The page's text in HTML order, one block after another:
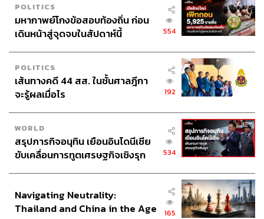
POLITICS
มหากาพย์โกงข้อสอบท้องถิ่น ก่อน
เดินหน้าสู่จุดจบในสัปดาห์นี้
554
POLITICS
เส้นทางคดี 44 สส. ในชั้นศาลฎีกา
จะรู้ผลเมื่อไร
192
WORLD
สรุปภารกิจอนุทิน เยือนอินโดนีเซีย
ขับเคลื่อนการทูตเศรษฐกิจเชิงรุก
534
Navigating Neutrality:
Thailand and China in the Age
165